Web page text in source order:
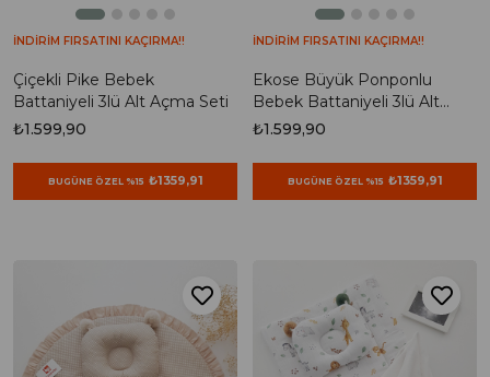
Çiçekli Pike Bebek
Battaniyeli 3lü Alt Açma Seti
₺1.599,90
BUGÜNE ÖZEL %15 ₺1359,91
İNDİRİM FIRSATINI KAÇIRMA!!
Ekose Büyük Ponponlu
Bebek Battaniyeli 3lü Alt
Açma Seti
₺1.599,90
BUGÜNE ÖZEL %15 ₺1359,91
İNDİRİM FIRSATINI KAÇIRMA!!